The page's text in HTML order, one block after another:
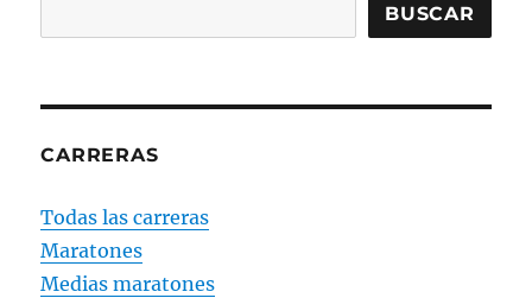
BUSCAR
CARRERAS
Todas las carreras
Maratones
Medias maratones